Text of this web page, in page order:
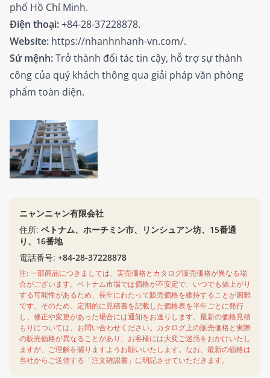
phố Hồ Chí Minh.
Điện thoại:+84-28-37228878.
Website: https://nhanhnhanh-vn.com/.
Sứ mệnh:Trở thành đối tác tin cậy, hỗ trợ sự thành
công của quý khách thông qua giải pháp văn phòng
phẩm toàn diện.
ニャンニャン有限会社
住所: ベトナム、ホーチミン市、リンシュアン坊、15番通
り、16番地
電話番号: +84-28-37228878
注: 一部商品につきましては、実売価格とカタログ販売価格が異なる場
合がございます。ベトナム市場では価格が不安定で、いつでも値上がり
する可能性があるため、長年にわたって販売価格を維持することが困難
です。そのため、定期的に見積書を記載した価格表を半年ごとに発行
し、修正や変更があった場合には通知をお送りします。最新の価格見積
もりについては、お問い合わせください。カタログ上の販売価格と実際
の販売価格が異なることがあり、お客様には大変ご迷惑をおかけいたし
ますが、ご理解を賜りますようお願いいたします。なお、最新の価格は
当社からご送信する「注文確認書」に明記させていただきます。